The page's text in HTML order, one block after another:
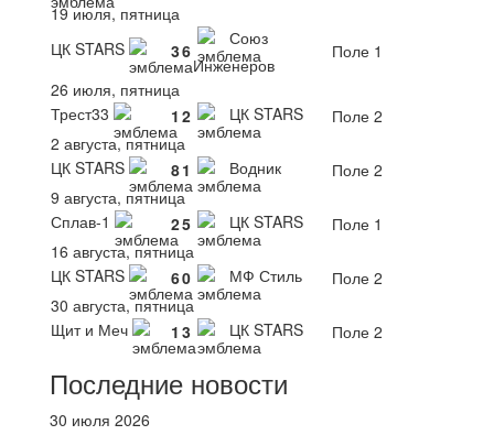
19 июля, пятница
ЦК STARS
36
Союз
Инженеров
Поле 1
26 июля, пятница
Трест33
1 2 ЦК STARS
Поле 2
2 августа, пятница
ЦК STARS
81 Водник
Поле 2
9 августа, пятница
Сплав-1
25 ЦК STARS
Поле 1
16 августа, пятница
ЦК STARS
60 МФ Стиль
Поле 2
30 августа, пятница
Щит и Меч
1 3 ЦК STARS Поле 2
Последние новости
30 июля 2026